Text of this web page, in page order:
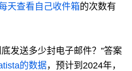
天查看自己收件箱的次数有
发送多少封电子邮件？”答案
的数据，预计到2024年，